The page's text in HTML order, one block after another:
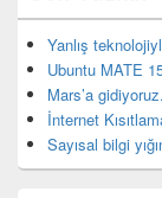
Yanlış
Ubuntu MATE
Mars’a
İnternet
Sayısal bilgi